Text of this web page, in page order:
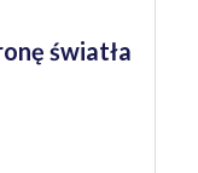
światła